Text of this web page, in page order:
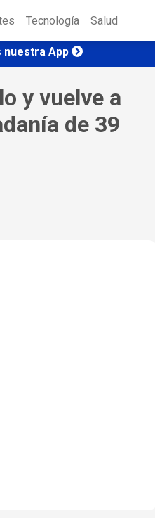
Tecnología Salud
App
y vuelve a
de 39